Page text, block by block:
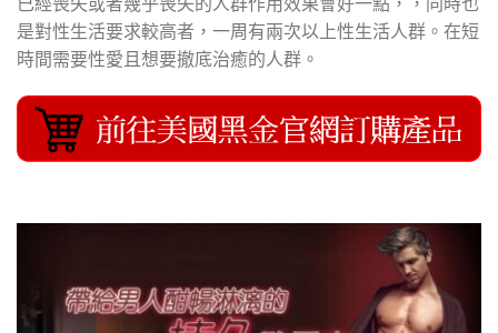
是對性生活要求較高者，一周有兩次以上性生活人群。在短
時間需要性愛且想要撤底治癒的人群。